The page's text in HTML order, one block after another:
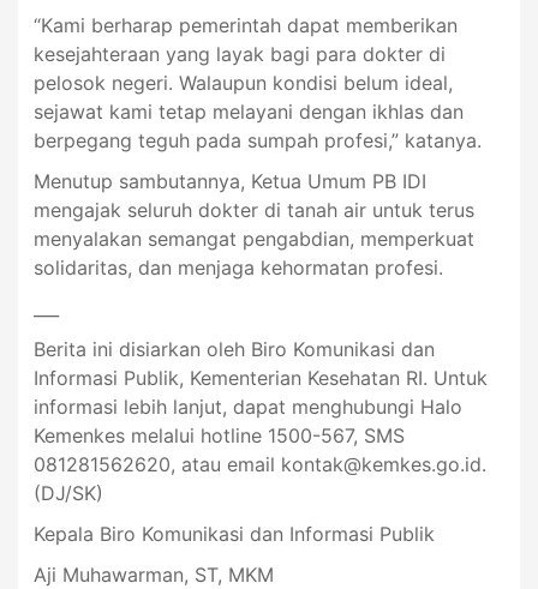
“Kami berharap pemerintah dapat memberikan
kesejahteraan yang layak bagi para dokter di
pelosok negeri. Walaupun kondisi belum ideal,
sejawat kami tetap melayani dengan ikhlas dan
berpegang teguh pada sumpah profesi,” katanya.
Menutup sambutannya, Ketua Umum PB IDI
mengajak seluruh dokter di tanah air untuk terus
menyalakan semangat pengabdian, memperkuat
solidaritas, dan menjaga kehormatan profesi.
Berita ini disiarkan oleh Biro Komunikasi dan
Informasi Publik, Kementerian Kesehatan RI. Untuk
informasi lebih lanjut, dapat menghubungi Halo
Kemenkes melalui hotline 1500-567, SMS
081281562620, atau email kontak@kemkes.go.id.
(DJ/SK)
Kepala Biro Komunikasi dan Informasi Publik
Aji Muhawarman, ST, MKM